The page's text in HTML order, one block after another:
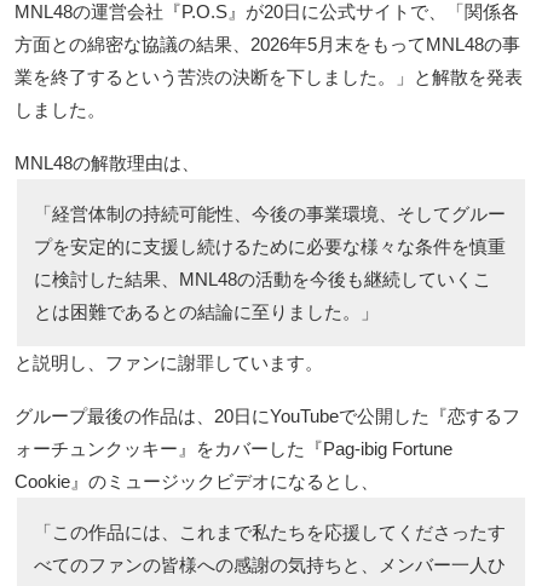
MNL48の運営会社『P.O.S』が20日に公式サイトで、「関係各
方面との綿密な協議の結果、2026年5月末をもってMNL48の事
業を終了するという苦渋の決断を下しました。」と解散を発表
しました。
MNL48の解散理由は、
「経営体制の持続可能性、今後の事業環境、そしてグルー
プを安定的に支援し続けるために必要な様々な条件を慎重
に検討した結果、MNL48の活動を今後も継続していくこ
とは困難であるとの結論に至りました。」
と説明し、ファンに謝罪しています。
グループ最後の作品は、20日にYouTubeで公開した『恋するフ
ォーチュンクッキー』をカバーした『Pag-ibig Fortune
Cookie』のミュージックビデオになるとし、
「この作品には、これまで私たちを応援してくださったす
べてのファンの皆様への感謝の気持ちと、メンバー一人ひ